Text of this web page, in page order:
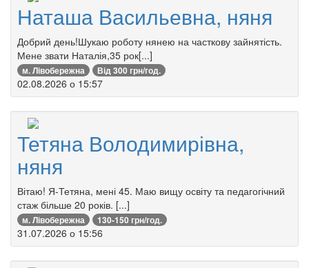
Наташа Васильевна, няня
Добрий день!Шукаю роботу нянею на часткову зайнятість.
Мене звати Наталія,35 рок[...]
м. Лівобережна Від 300 грн/год.
02.08.2026 о 15:57
Тетяна Володимирівна,
няня
Вітаю! Я-Тетяна, мені 45. Маю вищу освіту та педагогічний
стаж більше 20 років. [...]
м. Лівобережна 130-150 грн/год.
31.07.2026 о 15:56